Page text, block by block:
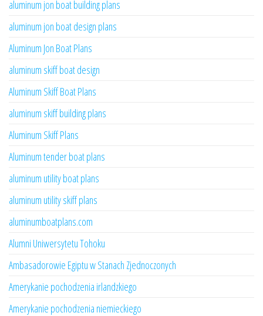
aluminum jon boat building plans
aluminum jon boat design plans
Aluminum Jon Boat Plans
aluminum skiff boat design
Aluminum Skiff Boat Plans
aluminum skiff building plans
Aluminum Skiff Plans
Aluminum tender boat plans
aluminum utility boat plans
aluminum utility skiff plans
aluminumboatplans.com
Alumni Uniwersytetu Tohoku
Ambasadorowie Egiptu w Stanach Zjednoczonych
Amerykanie pochodzenia irlandzkiego
Amerykanie pochodzenia niemieckiego